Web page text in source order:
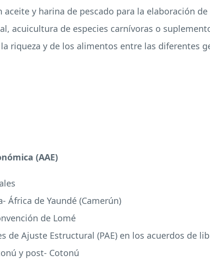
y harina de pescado para la elaboración
acuicultura de especies carnívoras o
riqueza y de los alimentos entre las diferentes
(AAE)
África de Yaundé (Camerún)
de Lomé
de Ajuste Estructural (PAE) en los acuerdos de
y post- Cotonú